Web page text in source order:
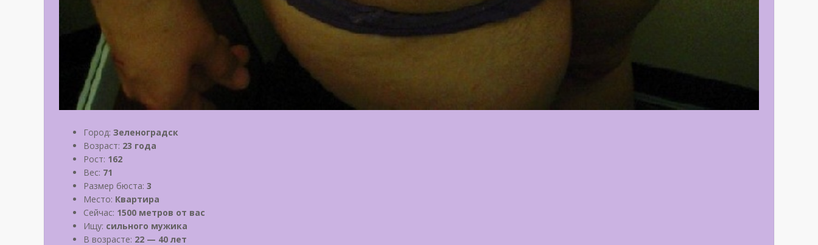
Город: Зеленоградск
Возраст: 23 года
Рост: 162
Вес: 71
Размер бюста: 3
Место: Квартира
Сейчас: 1500 метров от вас
Ищу: сильного мужика
В возрасте: 22 — 40 лет